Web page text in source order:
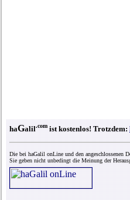
haGalil.comist kostenlos! Trotzdem:
Die bei haGalil onLine und den angeschlossenen
Sie geben nicht unbedingt die Meinung der